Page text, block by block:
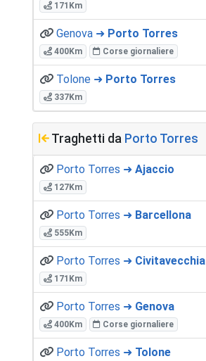
171Km
Genova ➜ Porto Torres
400Km Corse giornaliere
Tolone ➜ Porto Torres
337Km
Traghetti da Porto Torres
Porto Torres ➜ Ajaccio
127Km
Porto Torres ➜ Barcellona
555Km
Porto Torres ➜ Civitavecchia
171Km
Porto Torres ➜ Genova
400Km Corse giornaliere
Porto Torres ➜ Tolone